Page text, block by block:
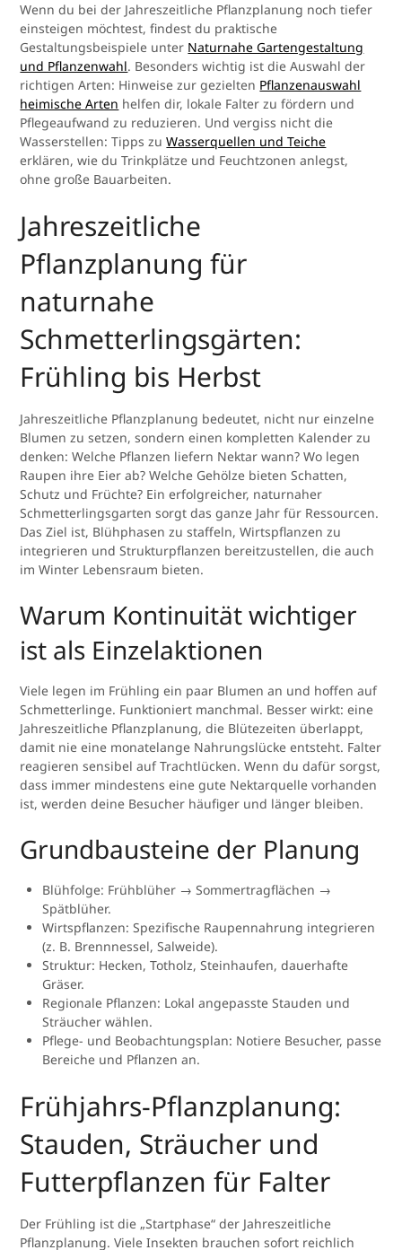
Wenn du bei der Jahreszeitliche Pflanzplanung noch tiefer
einsteigen möchtest, findest du praktische
Gestaltungsbeispiele unter Naturnahe Gartengestaltung
und Pflanzenwahl. Besonders wichtig ist die Auswahl der
richtigen Arten: Hinweise zur gezielten Pflanzenauswahl
heimische Arten helfen dir, lokale Falter zu fördern und
Pflegeaufwand zu reduzieren. Und vergiss nicht die
Wasserstellen: Tipps zuWasserquellen und Teiche
erklären, wie du Trinkplätze und Feuchtzonen anlegst,
ohne große Bauarbeiten.
Jahreszeitliche
Pflanzplanung für
naturnahe
Schmetterlingsgärten:
Frühling bis Herbst
Jahreszeitliche Pflanzplanung bedeutet, nicht nur einzelne
Blumen zu setzen, sondern einen kompletten Kalender zu
denken: Welche Pflanzen liefern Nektar wann? Wo legen
Raupen ihre Eier ab? Welche Gehölze bieten Schatten,
Schutz und Früchte? Ein erfolgreicher, naturnaher
Schmetterlingsgarten sorgt das ganze Jahr für Ressourcen.
Das Ziel ist, Blühphasen zu staffeln, Wirtspflanzen zu
integrieren und Strukturpflanzen bereitzustellen, die auch
im Winter Lebensraum bieten.
Warum Kontinuität wichtiger
ist als Einzelaktionen
Viele legen im Frühling ein paar Blumen an und hoffen auf
Schmetterlinge. Funktioniert manchmal. Besser wirkt: eine
Jahreszeitliche Pflanzplanung, die Blütezeiten überlappt,
damit nie eine monatelange Nahrungslücke entsteht. Falter
reagieren sensibel auf Trachtlücken. Wenn du dafür sorgst,
dass immer mindestens eine gute Nektarquelle vorhanden
ist, werden deine Besucher häufiger und länger bleiben.
Grundbausteine der Planung
Blühfolge: Frühblüher → Sommertragflächen →
Spätblüher.
Wirtspflanzen: Spezifische Raupennahrung integrieren
(z. B. Brennnessel, Salweide).
Struktur: Hecken, Totholz, Steinhaufen, dauerhafte
Gräser.
Regionale Pflanzen: Lokal angepasste Stauden und
Sträucher wählen.
Pflege- und Beobachtungsplan: Notiere Besucher, passe
Bereiche und Pflanzen an.
Frühjahrs-Pflanzplanung:
Stauden, Sträucher und
Futterpflanzen für Falter
Der Frühling ist die „Startphase“ der Jahreszeitliche
Pflanzplanung. Viele Insekten brauchen sofort reichlich